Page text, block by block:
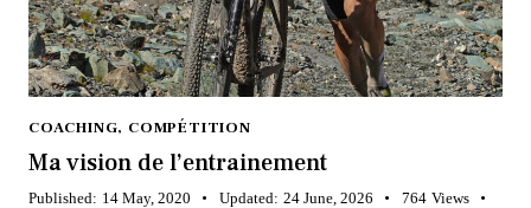
COACHING, COMPÉTITION
Ma vision de l’entrainement
Published: 14 May, 2020 Updated: 24 June, 2026 764 Views